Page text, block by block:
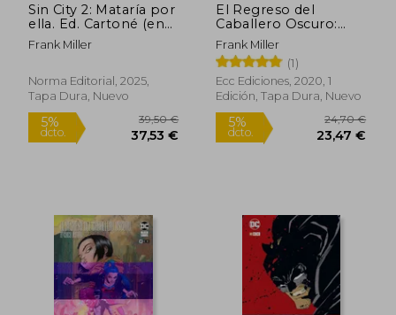
5%
24,37 €
5%
dcto.
Sin City 2: Mataría por
ella. Ed. Cartoné (en
Castellano)
Frank Miller
Norma Editorial, 2025,
Tapa Dura, Nuevo
El Regreso del
Caballero Oscuro:
Edición Deluxe
Limitada Blanco y
Negro
Frank Miller
(1)
Ecc Ediciones, 2020, 1
Edición, Tapa Dura, Nuevo